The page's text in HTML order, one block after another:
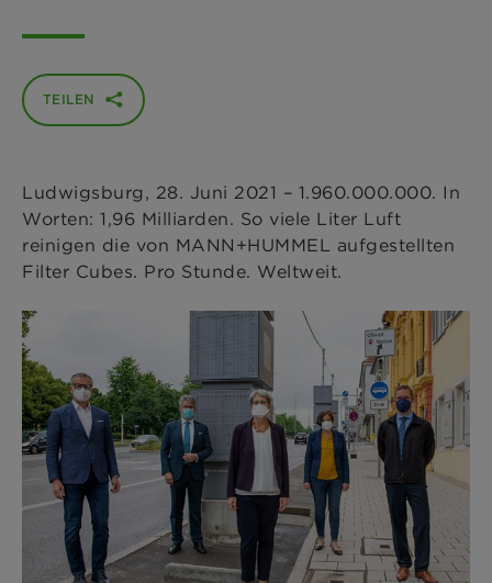
TEILEN
Ludwigsburg, 28. Juni 2021 – 1.960.000.000. In
Worten: 1,96 Milliarden. So viele Liter Luft
reinigen die von MANN+HUMMEL aufgestellten
Filter Cubes. Pro Stunde. Weltweit.